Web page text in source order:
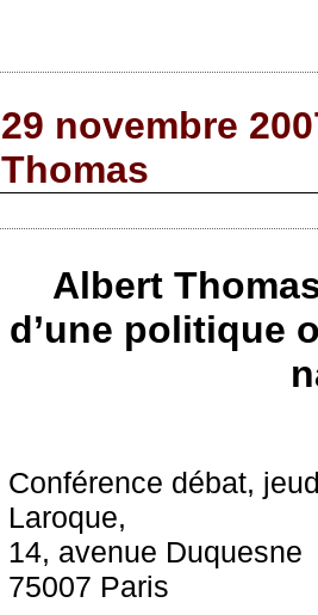
29 novembre
Thomas
Albert
d’une politique
Conférence débat,
Laroque,
14, avenue Duquesne
75007 Paris